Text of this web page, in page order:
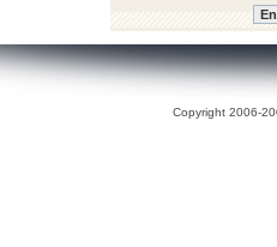
Copyright 2006-